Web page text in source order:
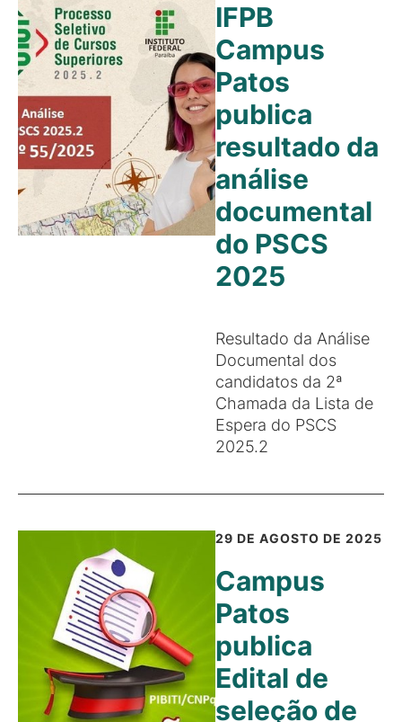
IFPB
Campus
Patos
publica
resultado da
análise
documental
do PSCS
2025
Resultado da Análise
Documental dos
candidatos da 2ª
Chamada da Lista de
Espera do PSCS
2025.2
29 DE AGOSTO DE 2025
Campus
Patos
publica
Edital de
seleção de